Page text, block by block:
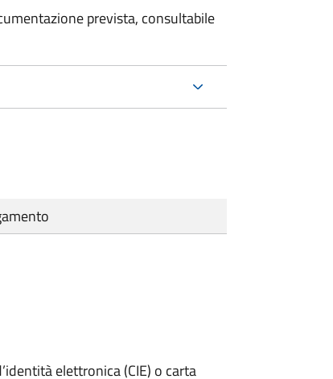
prevista, consultabile
elettronica (CIE) o carta